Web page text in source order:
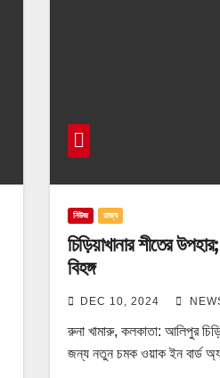
নিউজ রাজ্য
চিড়িয়াখানার শীতের
বিহঙ্গ
DEC 10, 2024
রুনা খামারু, কলকাতা: আলিপুর
জন্য নতুন চমক ওয়াক ইন বার্ড